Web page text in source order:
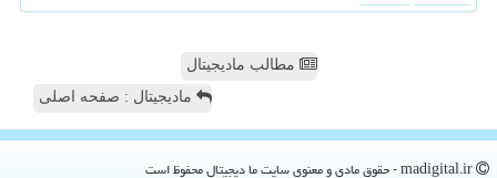
مطالب مادیجیتال
مادیجیتال : صفحه اصلی